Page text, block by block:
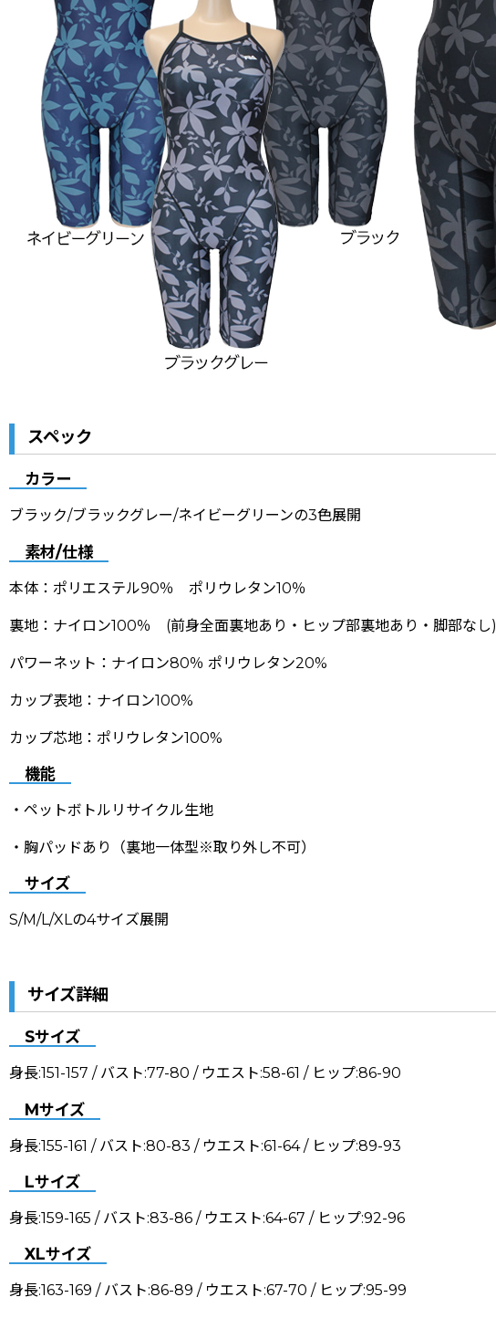
スペック
カラー
ブラック/ブラックグレー/ネイビーグリーンの3色展開
素材/仕様
本体：ポリエステル90％ ポリウレタン10％
裏地：ナイロン100％ (前身全面裏地あり・ヒップ部裏地あり・脚部なし)
パワーネット：ナイロン80％ ポリウレタン20%
カップ表地：ナイロン100%
カップ芯地：ポリウレタン100%
機能
・ペットボトルリサイクル生地
・胸パッドあり（裏地一体型※取り外し不可）
サイズ
S/M/L/XLの4サイズ展開
サイズ詳細
Sサイズ
身長:151-157 / バスト:77-80 / ウエスト:58-61 / ヒップ:86-90
Mサイズ
身長:155-161 / バスト:80-83 / ウエスト:61-64 / ヒップ:89-93
Lサイズ
身長:159-165 / バスト:83-86 / ウエスト:64-67 / ヒップ:92-96
XLサイズ
身長:163-169 / バスト:86-89 / ウエスト:67-70 / ヒップ:95-99